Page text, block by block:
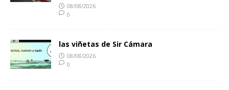
08/08/2026
0
las viñetas de Sir Cámara
08/08/2026
0